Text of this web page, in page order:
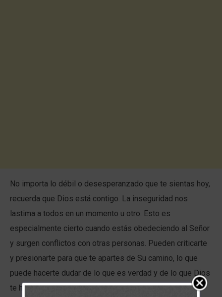
No importa lo débil o desesperanzado que te sientas hoy,
recuerda que Dios está contigo. La inseguridad nos
lastima a todos en un momento u otro. Esto es
especialmente cierto cuando estás obedeciendo al Señor
y surgen conflictos con otras personas. Pueden criticarte
y presionarte para que te apartes de Su camino, lo que
puede hacerte dudar de lo que es verdad y de lo que Dios
te ha prometido. Te preguntas por qué Él permitiría tal